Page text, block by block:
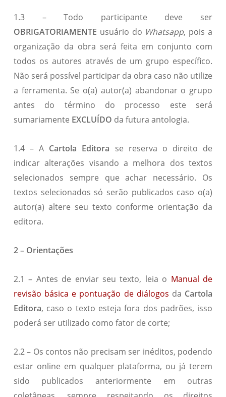
1.3 – Todo participante deve ser
OBRIGATORIAMENTE usuário do Whatsapp, pois a
organização da obra será feita em conjunto com
todos os autores através de um grupo específico.
Não será possível participar da obra caso não utilize
a ferramenta. Se o(a) autor(a) abandonar o grupo
antes do término do processo este será
sumariamente EXCLUÍDO da futura antologia.
1.4 – A Cartola Editora se reserva o direito de
indicar alterações visando a melhora dos textos
selecionados sempre que achar necessário. Os
textos selecionados só serão publicados caso o(a)
autor(a) altere seu texto conforme orientação da
editora.
2 – Orientações
2.1 – Antes de enviar seu texto, leia o Manual de
revisão básica e pontuação de diálogos da Cartola
Editora, caso o texto esteja fora dos padrões, isso
poderá ser utilizado como fator de corte;
2.2 – Os contos não precisam ser inéditos, podendo
estar online em qualquer plataforma, ou já terem
sido publicados anteriormente em outras